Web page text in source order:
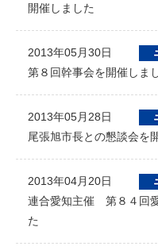
開催しました
2013年05月30日
第８回幹事会を開催しま
2013年05月28日
尾張旭市長との懇談会を
2013年04月20日
連合愛知主催 第８４回
た